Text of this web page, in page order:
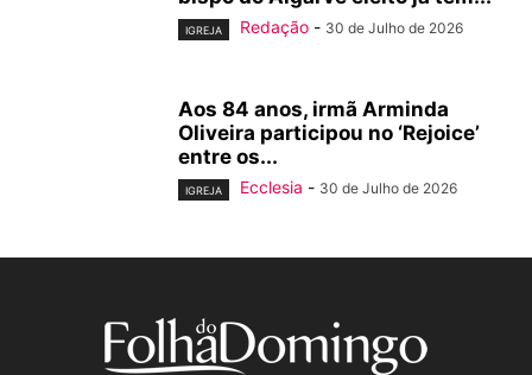
IGREJA Redação - 30 de Julho de 2026
Aos 84 anos, irmã Arminda
Oliveira participou no ‘Rejoice’
entre os...
IGREJA Ecclesia - 30 de Julho de 2026